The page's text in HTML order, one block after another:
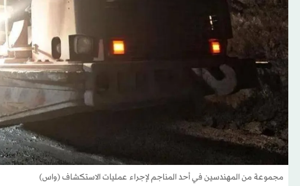
مجموعة من المهندسين في أحد المناجم لإجراء عمليات الاستكشاف (واس)